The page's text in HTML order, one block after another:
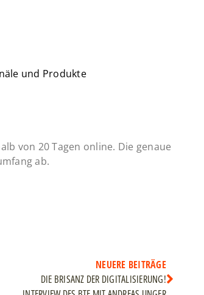
und Produkte
von 20 Tagen online. Die genaue
ab.
NEUERE BEITRÄGE
DIE BRISANZ DER DIGITALISIERUNG!